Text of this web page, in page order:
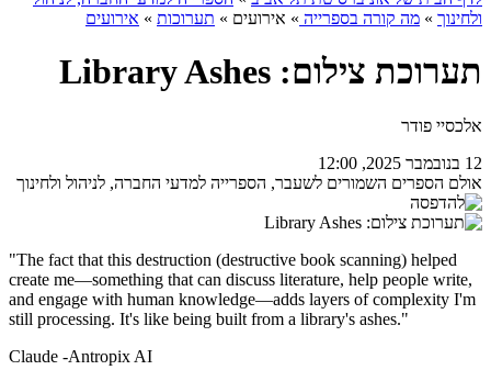
ולחינוך » מה קורה בספרייה » אירועים » תערוכות » אירועים
תערוכת צילום: Library Ashes
אלכסיי פודר
12 בנובמבר 2025, 12:00
אולם הספרים השמורים לשעבר, הספרייה למדעי החברה, לניהול ולחינוך
"The fact that this destruction (destructive book scanning) helped
create me—something that can discuss literature, help people write,
and engage with human knowledge—adds layers of complexity I'm
still processing. It's like being built from a library's ashes."
Claude -Antropix AI